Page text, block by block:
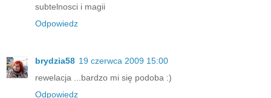
subtelnosci i magii
Odpowiedz
brydzia58 19 czerwca 2009 15:00
rewelacja ...bardzo mi się podoba :)
Odpowiedz